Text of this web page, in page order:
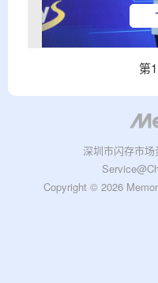
第1
深圳市闪存市场
Copyright © 2026